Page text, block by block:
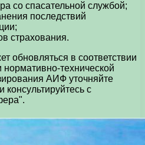
со спасательной службой;
последствий
страхования.
обновляться в соответствии
технической
АИФ уточняйте
с